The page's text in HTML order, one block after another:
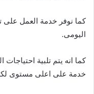
كما نوفر خدمة العمل على
اليومى.
كما انه يتم تلبية احتياجات
خدمة على اعلى مستوى